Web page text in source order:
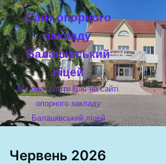
Перейти
до
вмісту
Cайт опорного
закладу
Балашівський
ліцей
Ми раді вітати Вас на сайті
опорного закладу
Балашівський ліцей
Червень 2026